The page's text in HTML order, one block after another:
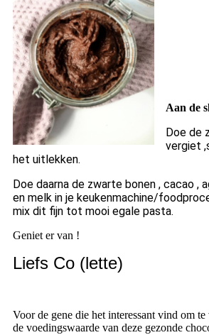
Aan de
Doe de
vergiet
het uitlekken.
Doe daarna de zwarte bonen , cacao ,
en melk in je keukenmachine/
mix dit fijn tot mooi egale pasta.
Geniet er van !
Liefs Co (lette)
Voor de gene die het interessant vind om te
de voedingswaarde van deze gezonde